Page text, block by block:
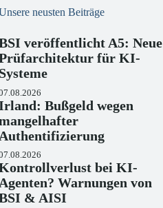
neusten Beiträge
veröffentlicht A5: Neue
für KI-
Systeme
Bußgeld wegen
Authentifizierung
bei KI-
Agenten? Warnungen von
& AISI